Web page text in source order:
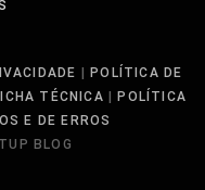
POLÍTICA DE
TÉCNICA
POLÍTICA
E DE ERROS
BLOG